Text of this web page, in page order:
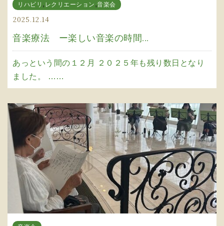
リハビリ , レクリエーション ,音楽会
2025.12.14
音楽療法 ー楽しい音楽の時間...
あっという間の１２月 ２０２５年も残り数日となり
ました。 ……